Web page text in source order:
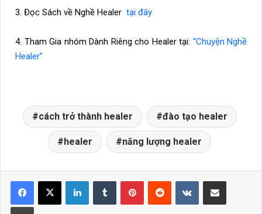
3. Đọc Sách về Nghề Healer tại đây
4. Tham Gia nhóm Dành Riêng cho Healer tại: “Chuyện Nghề
Healer”
cách trở thành healer đào tạo healer
healer năng lượng healer